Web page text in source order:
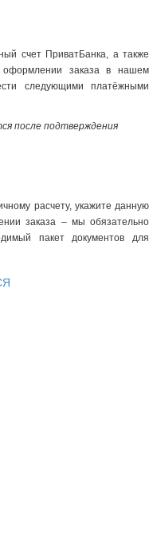
счет ПриватБанка, а также
заказа в нашем
следующими платёжными
после подтверждения
расчету, укажите данную
заказа – мы обязательно
пакет документов для